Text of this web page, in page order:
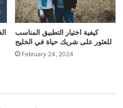
كيفية اختيار التطبيق المناسب
للعثور على شريك حياة في الخليج
February 24, 2024